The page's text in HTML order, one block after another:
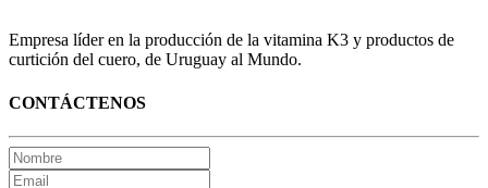
Empresa líder en la producción de la vitamina K3 y productos de
curtición del cuero, de Uruguay al Mundo.
CONTÁCTENOS